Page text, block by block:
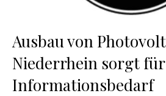
Ausbau von
Niederrhein sorgt
Informationsbedarf